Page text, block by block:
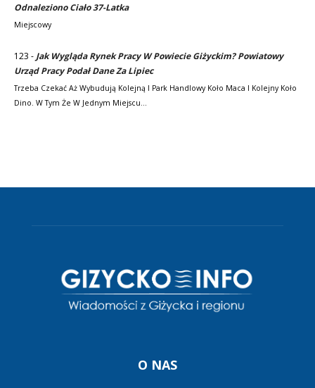
Odnaleziono Ciało 37-Latka
Miejscowy
123 - Jak Wygląda Rynek Pracy W Powiecie Giżyckim? Powiatowy
Urząd Pracy Podał Dane Za Lipiec
Trzeba Czekać Aż Wybudują Kolejną I Park Handlowy Koło Maca I Kolejny Koło
Dino. W Tym Że W Jednym Miejscu…
O NAS